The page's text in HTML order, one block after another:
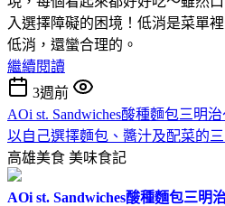
入選擇障礙的困境！低消是菜單
低消，還蠻合理的。
繼續閱讀
3週前
AOi st. Sandwiches酸種麵包三明
以自己選擇麵包、醬汁及配菜的三
高雄美食 美味食記
AOi st. Sandwiches酸種麵包三明